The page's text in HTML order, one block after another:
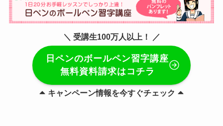
＼ 受講生100万人以上！ ／
日ペンのボールペン習字講座
無料資料請求はコチラ
キャンペーン情報を今すぐチェック